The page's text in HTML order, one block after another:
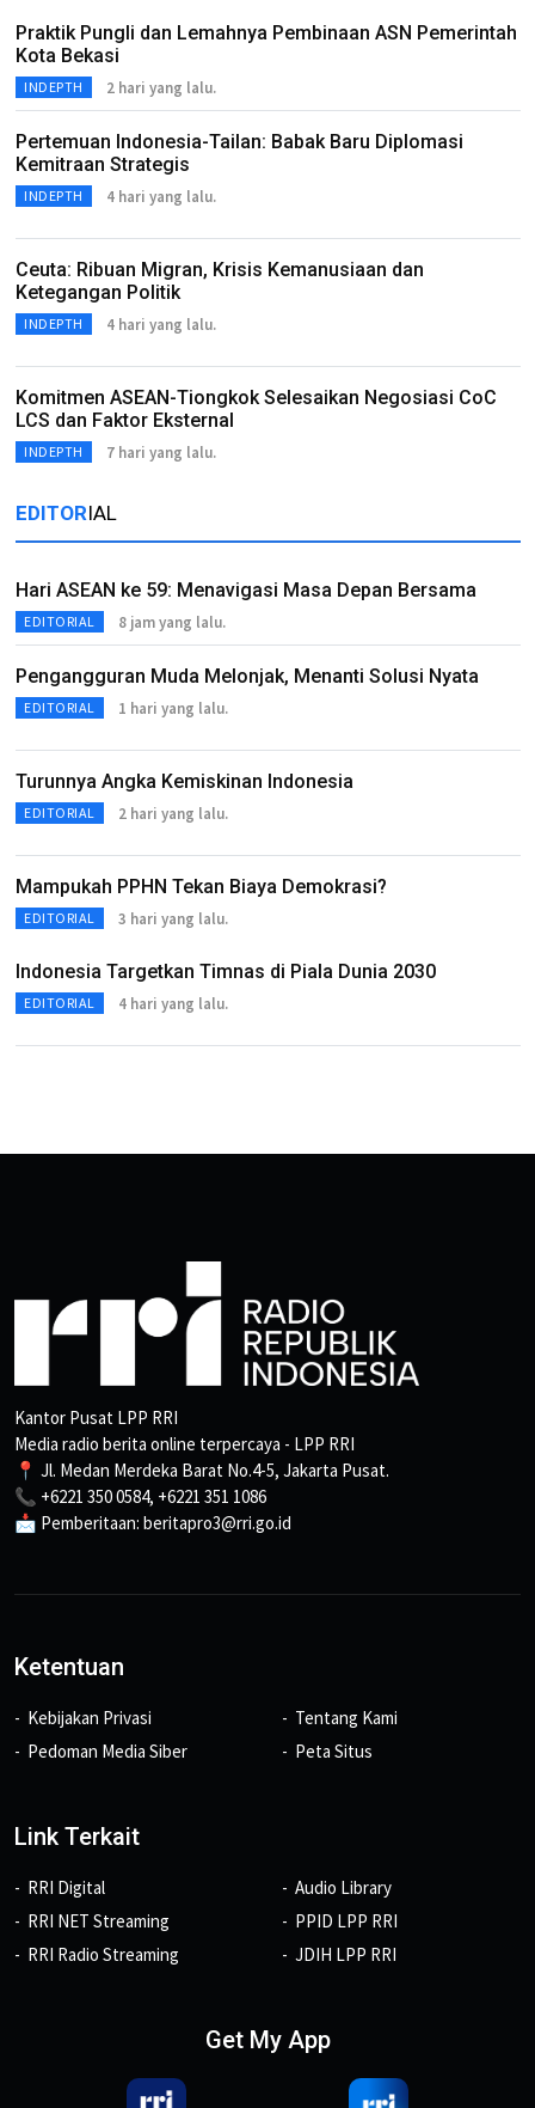
Praktik Pungli dan Lemahnya Pembinaan ASN Pemerintah
Kota Bekasi
INDEPTH 2 hari yang lalu.
Pertemuan Indonesia-Tailan: Babak Baru Diplomasi
Kemitraan Strategis
INDEPTH 4 hari yang lalu.
Ceuta: Ribuan Migran, Krisis Kemanusiaan dan
Ketegangan Politik
INDEPTH 4 hari yang lalu.
Komitmen ASEAN-Tiongkok Selesaikan Negosiasi CoC
LCS dan Faktor Eksternal
INDEPTH 7 hari yang lalu.
EDITORIAL
Hari ASEAN ke 59: Menavigasi Masa Depan Bersama
EDITORIAL 8 jam yang lalu.
Pengangguran Muda Melonjak, Menanti Solusi Nyata
EDITORIAL 1 hari yang lalu.
Turunnya Angka Kemiskinan Indonesia
EDITORIAL 2 hari yang lalu.
Mampukah PPHN Tekan Biaya Demokrasi?
EDITORIAL 3 hari yang lalu.
Indonesia Targetkan Timnas di Piala Dunia 2030
EDITORIAL 4 hari yang lalu.
Kantor Pusat LPP RRI
Media radio berita online terpercaya - LPP RRI
📍 Jl. Medan Merdeka Barat No.4-5, Jakarta Pusat.
📞 +6221 350 0584, +6221 351 1086
📩 Pemberitaan: beritapro3@rri.go.id
Ketentuan
Kebijakan Privasi
Pedoman Media Siber
Tentang Kami
Peta Situs
Link Terkait
RRI Digital
RRI NET Streaming
RRI Radio Streaming
Audio Library
PPID LPP RRI
JDIH LPP RRI
Get My App